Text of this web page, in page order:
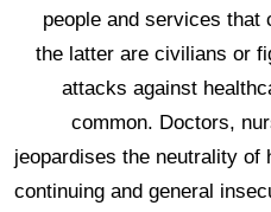
people and services
the latter are civilians or
attacks against
common. Doctors,
jeopardises the neutrality of
continuing and general